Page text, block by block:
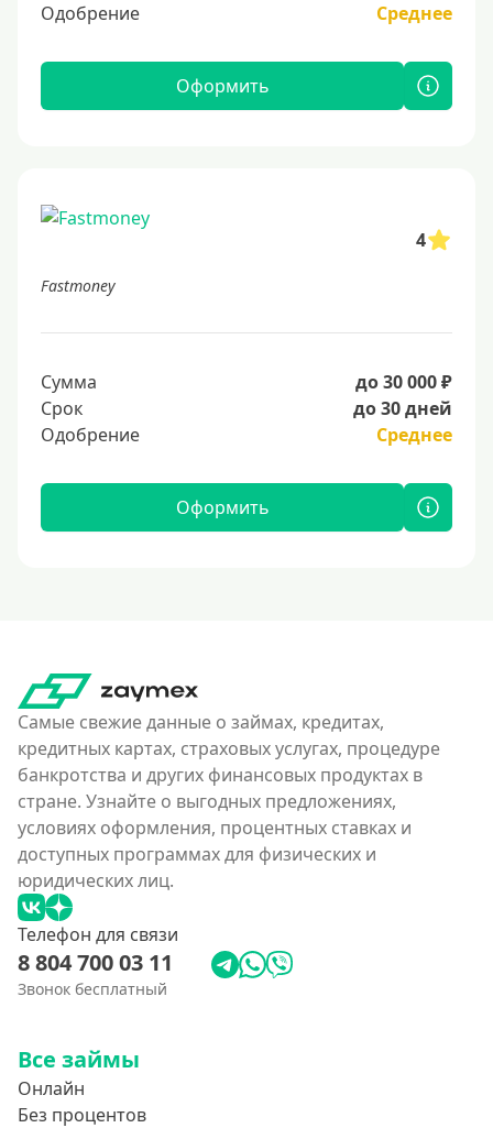
Одобрение
Среднее
Оформить
4
Fastmoney
Сумма
до 30 000 ₽
Срок
до 30 дней
Одобрение
Среднее
Оформить
Самые свежие данные о займах, кредитах,
кредитных картах, страховых услугах, процедуре
банкротства и других финансовых продуктах в
стране. Узнайте о выгодных предложениях,
условиях оформления, процентных ставках и
доступных программах для физических и
юридических лиц.
Телефон для связи
8 804 700 03 11
Звонок бесплатный
Все займы
Онлайн
Без процентов